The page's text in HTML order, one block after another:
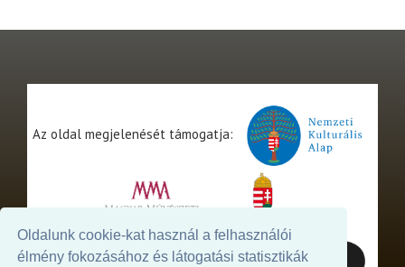
Oldalunk cookie-kat használ a felhasználói
élmény fokozásához és látogatási statisztikák
Az oldal megjelenését támogatja: